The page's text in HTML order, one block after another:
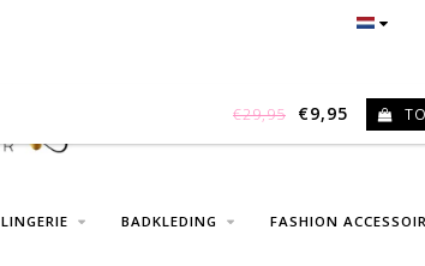
GRATIS
LINGERIE BADKLEDING FASHION
€29,95 €9,95